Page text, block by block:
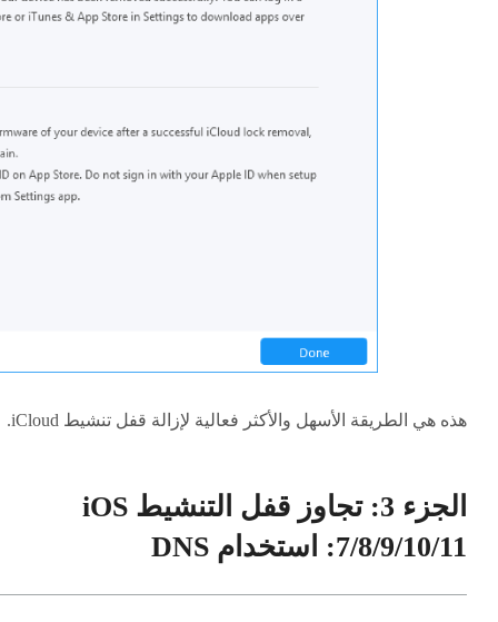
هذه هي الطريقة الأسهل والأكثر فعالية لإزالة قفل تنشيط iCloud.
الجزء 3: تجاوز قفل التنشيط iOS
7/8/9/10/11: استخدام DNS